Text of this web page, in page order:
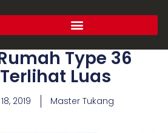
Type 36
Luas
2019 Master Tukang